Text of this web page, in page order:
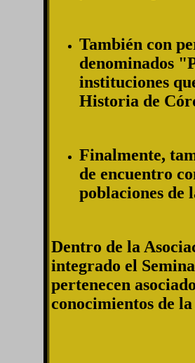
También con
denominados
instituciones
Historia de
Finalmente,
de encuentro
poblaciones de
Dentro de la
integrado el
pertenecen
conocimientos de